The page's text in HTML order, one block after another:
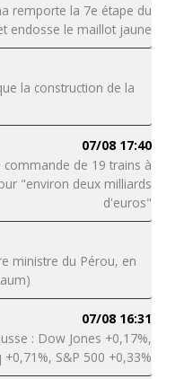
remporte la 7e étape du
endosse le maillot jaune
la construction de la
07/08 17:40
de 19 trains à
"environ deux milliards
d'euros"
ministre du Pérou, en
07/08 16:31
: Dow Jones +0,17%,
+0,71%, S&P 500 +0,33%